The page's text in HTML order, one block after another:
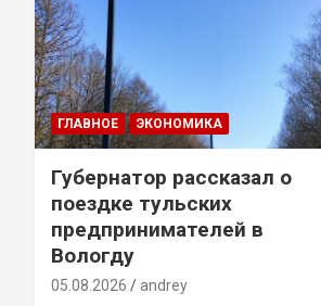
ГЛАВНОЕ ЭКОНОМИКА
Губернатор рассказал о
поездке тульских
предпринимателей в
Вологду
05.08.2026 andrey